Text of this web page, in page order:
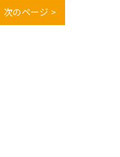
次のページ >